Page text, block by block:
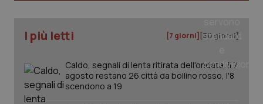
I più letti [7 giorni] [30 giorni]
Caldo, segnali di lenta ritirata dell'ondata: il 7
agosto restano 26 città da bollino rosso, l'8
scendono a 19
_ga
Google LLC